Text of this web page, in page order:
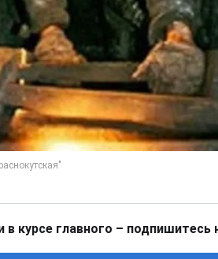
курсе главного – подпишитесь